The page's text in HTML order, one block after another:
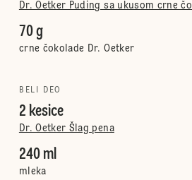
Dr. Oetker Puding sa ukusom crne
70 g
crne čokolade Dr. Oetker
BELI DEO
2 kesice
Dr. Oetker Šlag pena
240 ml
mleka